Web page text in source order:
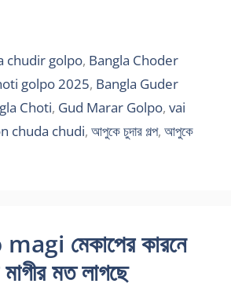
chudir golpo, Bangla Choder
golpo 2025, Bangla Guder
Choti, Gud Marar Golpo, vai
chuda chudi, আপুকে চুদার গল্প, আপুকে
মেকাপের কারনে
মত লাগছে